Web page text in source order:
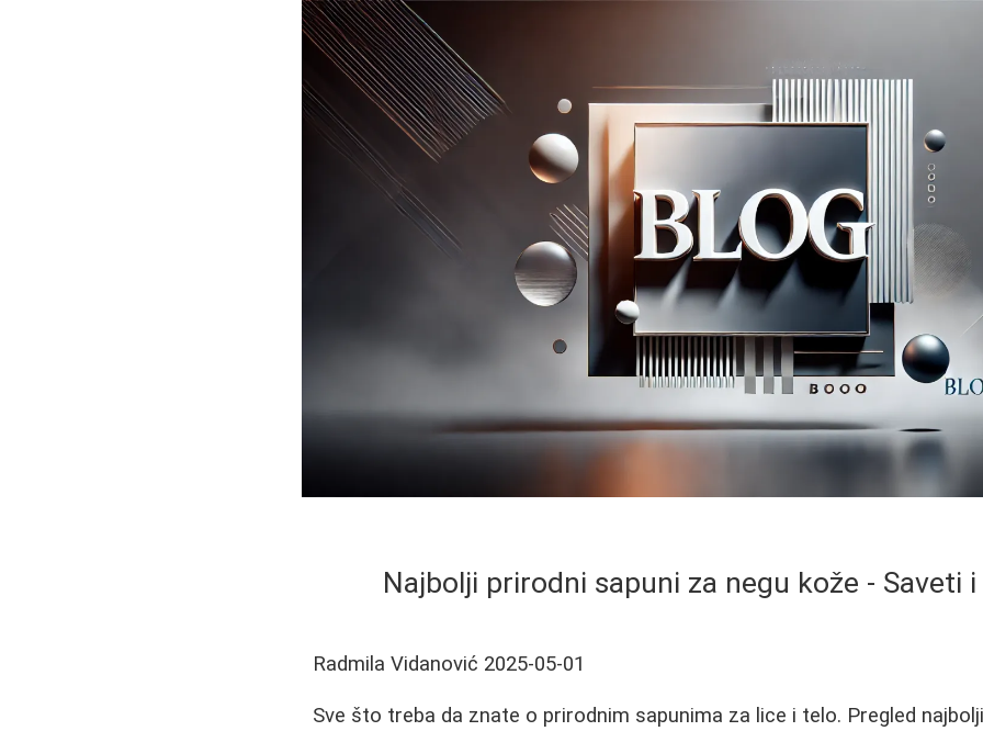
Najbolji prirodni sapuni za negu kože - Saveti
Radmila Vidanović 2025-05-01
Sve što treba da znate o prirodnim sapunima za lice i telo. Pregled